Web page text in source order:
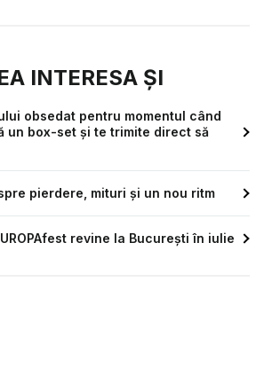
INTERESA ȘI
obsedat pentru momentul când
un box-set și te trimite direct să
pierdere, mituri și un nou ritm
revine la București în iulie